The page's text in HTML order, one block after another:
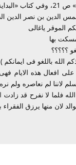
ص 272 – 273
الدين بن نصر الدين
الموقر ياغالى
بها
؟؟؟؟؟
الله باللغو فى
افعال هذه الايام فهى
لاننا لم نعاصره ولم
فلما لا نفرح قد زادت
لان منها يرزق